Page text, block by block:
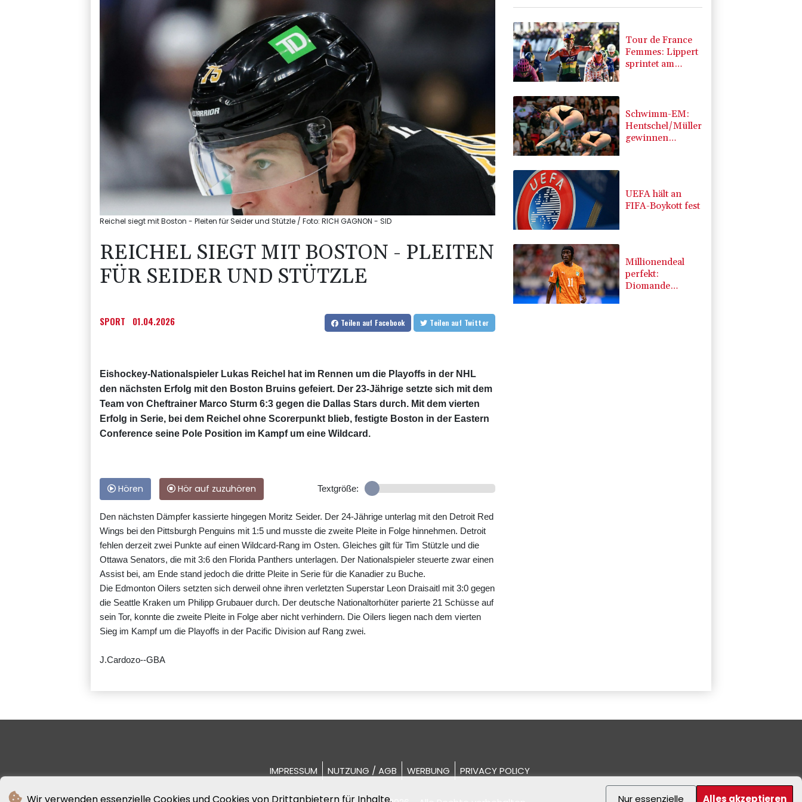
Nur essenzielle Alles akzeptieren
Reichel siegt mit Boston - Pleiten für Seider und Stützle / Foto: RICH GAGNON - SID
REICHEL SIEGT MIT BOSTON - PLEITEN
FÜR SEIDER UND STÜTZLE
SPORT 01.04.2026 Teilen auf Facebook Teilen auf Twitter
Eishockey-Nationalspieler Lukas Reichel hat im Rennen um die Playoffs in der NHL
den nächsten Erfolg mit den Boston Bruins gefeiert. Der 23-Jährige setzte sich mit dem
Team von Cheftrainer Marco Sturm 6:3 gegen die Dallas Stars durch. Mit dem vierten
Erfolg in Serie, bei dem Reichel ohne Scorerpunkt blieb, festigte Boston in der Eastern
Conference seine Pole Position im Kampf um eine Wildcard.
Hören Hör auf zuzuhören Textgröße:
Den nächsten Dämpfer kassierte hingegen Moritz Seider. Der 24-Jährige unterlag mit den Detroit Red
Wings bei den Pittsburgh Penguins mit 1:5 und musste die zweite Pleite in Folge hinnehmen. Detroit
fehlen derzeit zwei Punkte auf einen Wildcard-Rang im Osten. Gleiches gilt für Tim Stützle und die
Ottawa Senators, die mit 3:6 den Florida Panthers unterlagen. Der Nationalspieler steuerte zwar einen
Assist bei, am Ende stand jedoch die dritte Pleite in Serie für die Kanadier zu Buche.
Die Edmonton Oilers setzten sich derweil ohne ihren verletzten Superstar Leon Draisaitl mit 3:0 gegen
die Seattle Kraken um Philipp Grubauer durch. Der deutsche Nationaltorhüter parierte 21 Schüsse auf
sein Tor, konnte die zweite Pleite in Folge aber nicht verhindern. Die Oilers liegen nach dem vierten
Sieg im Kampf um die Playoffs in der Pacific Division auf Rang zwei.
J.Cardozo--GBA
Tour de France
Femmes: Lippert
sprintet am
Schwimm-EM:
Hentschel/Müller
gewinnen
UEFA hält an
FIFA-Boykott fest
Millionendeal
perfekt:
Diomande
IMPRESSUM NUTZUNG / AGB WERBUNG PRIVACY POLICY